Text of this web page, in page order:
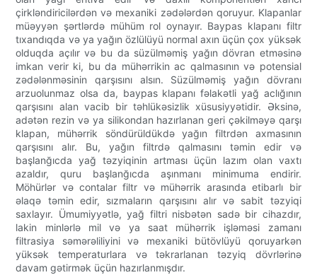
çirkləndiricilərdən və mexaniki zədələrdən qoruyur. Klapanlar
müəyyən şərtlərdə mühüm rol oynayır. Baypas klapanı filtr
tıxandıqda və ya yağın özlülüyü normal axın üçün çox yüksək
olduqda açılır və bu da süzülməmiş yağın dövran etməsinə
imkan verir ki, bu da mühərrikin ac qalmasının və potensial
zədələnməsinin qarşısını alsın. Süzülməmiş yağın dövranı
arzuolunmaz olsa da, baypas klapanı fəlakətli yağ aclığının
qarşısını alan vacib bir təhlükəsizlik xüsusiyyətidir. Əksinə,
adətən rezin və ya silikondan hazırlanan geri çəkilməyə qarşı
klapan, mühərrik söndürüldükdə yağın filtrdən axmasının
qarşısını alır. Bu, yağın filtrdə qalmasını təmin edir və
başlanğıcda yağ təzyiqinin artması üçün lazım olan vaxtı
azaldır, quru başlanğıcda aşınmanı minimuma endirir.
Möhürlər və contalar filtr və mühərrik arasında etibarlı bir
əlaqə təmin edir, sızmaların qarşısını alır və sabit təzyiqi
saxlayır. Ümumiyyətlə, yağ filtri nisbətən sadə bir cihazdır,
lakin minlərlə mil və ya saat mühərrik işləməsi zamanı
filtrasiya səmərəliliyini və mexaniki bütövlüyü qoruyarkən
yüksək temperaturlara və təkrarlanan təzyiq dövrlərinə
davam gətirmək üçün hazırlanmışdır.